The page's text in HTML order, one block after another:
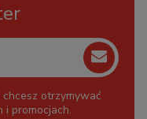
otrzymywać
i promocjach.